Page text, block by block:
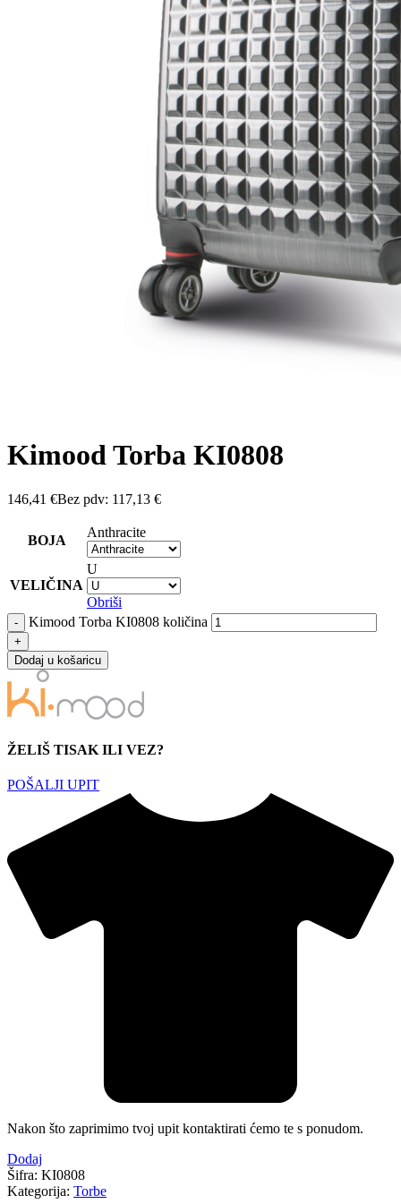
Kimood Torba KI0808
146,41 €Bez pdv: 117,13 €
BOJA
Anthracite
VELIČINA
U
Obriši
Kimood Torba KI0808 količina
Dodaj u košaricu
ŽELIŠ TISAK ILI VEZ?
POŠALJI UPIT
Nakon što zaprimimo tvoj upit kontaktirati ćemo te s ponudom.
Dodaj
Šifra: KI0808
Kategorija: Torbe